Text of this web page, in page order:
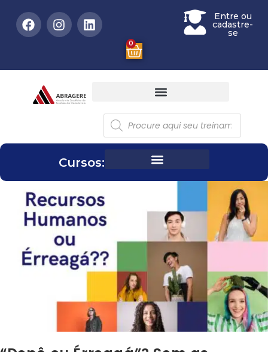
Entre ou
cadastre-
se
0
Cursos: